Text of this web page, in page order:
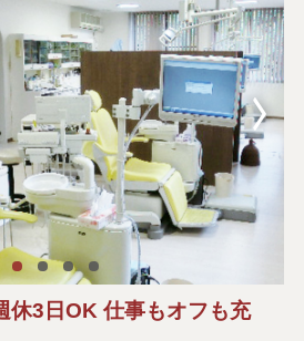
休3日OK 仕事もオフも充